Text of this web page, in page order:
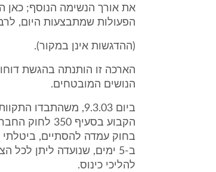
את אורך הנשימה הנוסף; כאן
הפעולות שמתבצעות היום,
(ההדגשות אינן במקור).
הארכה זו הותנתה בהגשת
הנושים המובטחים.
ביום 9.3.03,
הקבוע בסעיף
בחוק עמדה להסתיים,
ב-5 ימים, שנועדה ליתן
להליכי כינוס.